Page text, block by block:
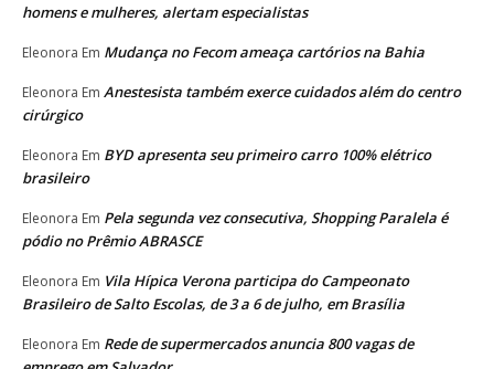
homens e mulheres, alertam especialistas
Eleonora Em Mudança no Fecom ameaça cartórios na Bahia
Eleonora Em Anestesista também exerce cuidados além do centro
cirúrgico
Eleonora Em BYD apresenta seu primeiro carro 100% elétrico
brasileiro
Eleonora Em Pela segunda vez consecutiva, Shopping Paralela é
pódio no Prêmio ABRASCE
Eleonora Em Vila Hípica Verona participa do Campeonato
Brasileiro de Salto Escolas, de 3 a 6 de julho, em Brasília
Eleonora Em Rede de supermercados anuncia 800 vagas de